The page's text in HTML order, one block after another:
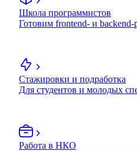
Школа программистов
Готовим frontend- и backend-
Стажировки и подработка
Для студентов и молодых
Работа в НКО